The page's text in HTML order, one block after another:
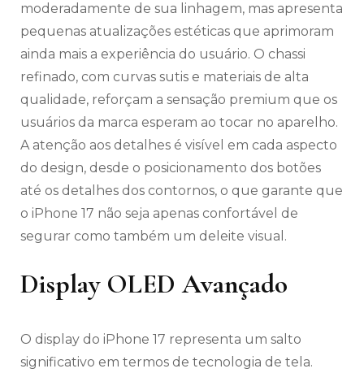
moderadamente de sua linhagem, mas apresenta
pequenas atualizações estéticas que aprimoram
ainda mais a experiência do usuário. O chassi
refinado, com curvas sutis e materiais de alta
qualidade, reforçam a sensação premium que os
usuários da marca esperam ao tocar no aparelho.
A atenção aos detalhes é visível em cada aspecto
do design, desde o posicionamento dos botões
até os detalhes dos contornos, o que garante que
o iPhone 17 não seja apenas confortável de
segurar como também um deleite visual.
Display OLED Avançado
O display do iPhone 17 representa um salto
significativo em termos de tecnologia de tela.